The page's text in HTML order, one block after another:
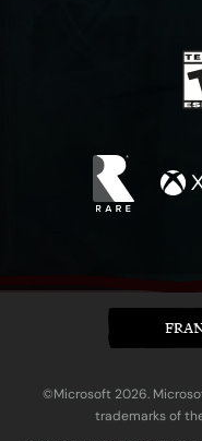
©Microsoft 2026.
trademarks of